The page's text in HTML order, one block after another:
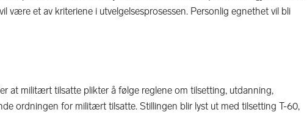
være et av kriteriene i utvelgelsesprosessen. Personlig egnethet vil bli
at militært tilsatte plikter å følge reglene om tilsetting, utdanning,
ordningen for militært tilsatte. Stillingen blir lyst ut med tilsetting T-60,